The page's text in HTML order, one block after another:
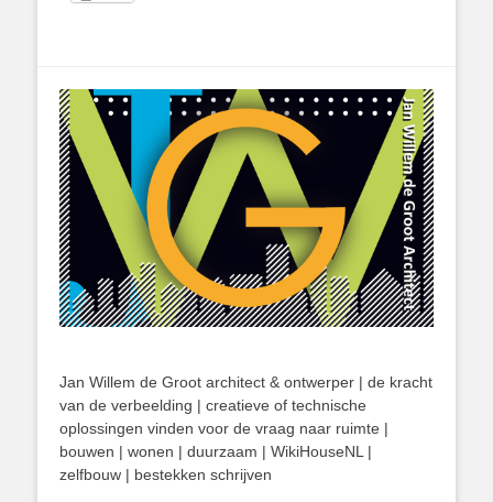
Jan Willem de Groot architect & ontwerper | de kracht
van de verbeelding | creatieve of technische
oplossingen vinden voor de vraag naar ruimte |
bouwen | wonen | duurzaam | WikiHouseNL |
zelfbouw | bestekken schrijven